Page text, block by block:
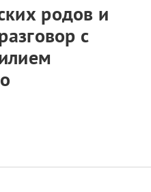
родов и
с